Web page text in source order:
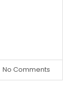
No Comments